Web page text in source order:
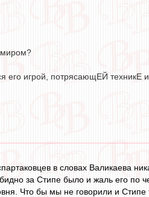
его игрой, потрясающЕЙ техникЕ
в словах Валикаева
за Стипе было и жаль его по
Что бы мы не говорили и Стипе